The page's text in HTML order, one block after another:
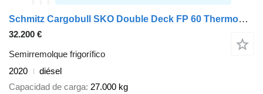
Schmitz Cargobull SKO Double Deck FP 60 ThermoKing SLXi 300
32.200 €
Semirremolque frigorífico
2020
diésel
Capacidad de carga 27.000 kg